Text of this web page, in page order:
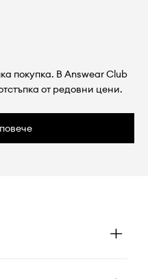
покупка. В Answear Club
от редовни цени.